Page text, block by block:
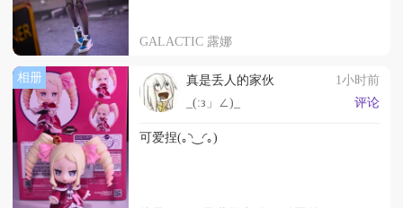
GALACTIC 露娜
相册 真是丢人的家伙
1小时前
_(:з」∠)_
评论
可爱捏(｡◝‿◜｡)